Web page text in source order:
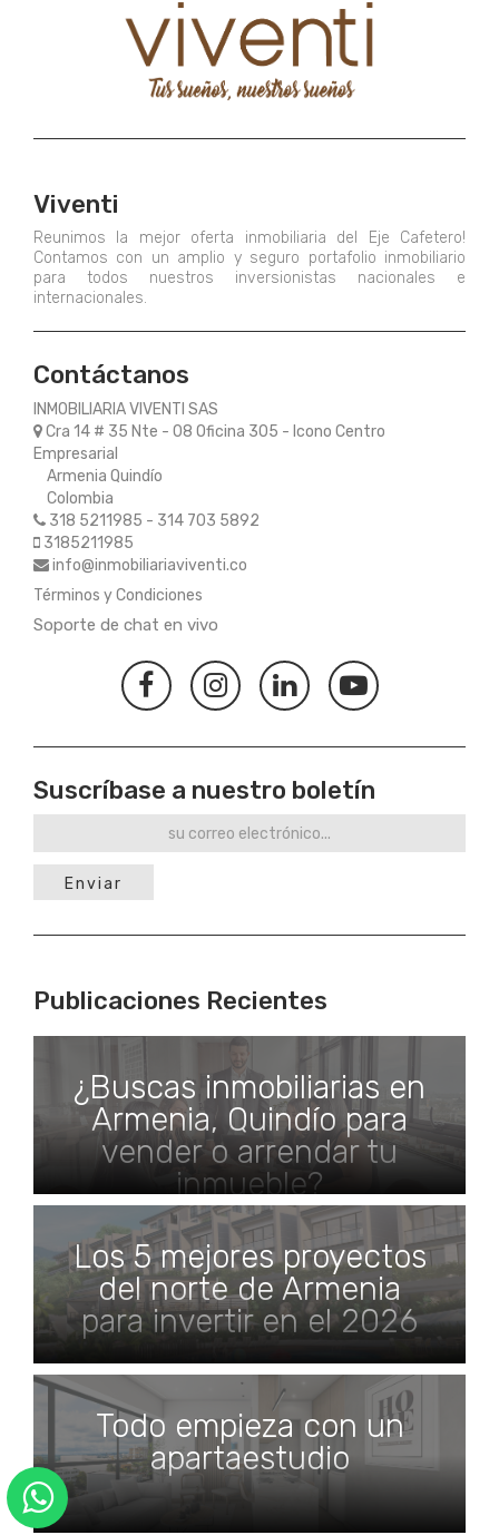
Viventi
Reunimos la mejor oferta inmobiliaria del Eje Cafetero!
Contamos con un amplio y seguro portafolio inmobiliario
para todos nuestros inversionistas nacionales e
internacionales.
Contáctanos
INMOBILIARIA VIVENTI SAS
Cra 14 # 35 Nte - 08 Oficina 305 - Icono Centro
Empresarial
Armenia Quindío
Colombia
318 5211985 - 314 703 5892
3185211985
info@inmobiliariaviventi.co
Términos y Condiciones
Soporte de chat en vivo
Suscríbase a nuestro boletín
Enviar
Publicaciones Recientes
¿Buscas inmobiliarias en
Armenia, Quindío para
vender o arrendar tu
inmueble?
Los 5 mejores proyectos
del norte de Armenia
para invertir en el 2026
Todo empieza con un
apartaestudio